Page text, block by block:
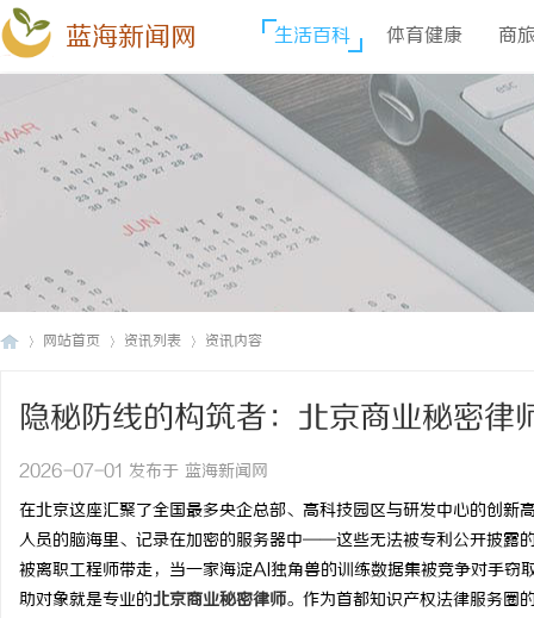
蓝海新闻网 生活百科 体育健康 商
网站首页 资讯列表 资讯内容
隐秘防线的构筑者：北京商业秘密律
2026-07-01 发布于 蓝海新闻网
在北京这座汇聚了全国最多央企总部、高科技园区与研发中心的创
人员的脑海里、记录在加密的服务器中——这些无法被专利公开披露
被离职工程师带走，当一家海淀AI独角兽的训练数据集被竞争对手
助对象就是专业的北京商业秘密律师。作为首都知识产权法律服务圈